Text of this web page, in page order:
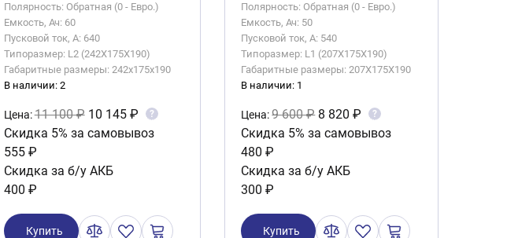
Полярность: Обратная (0 - Евро.)
Емкость, Ач: 60
Пусковой ток, А: 640
Типоразмер: L2 (242X175X190)
Габаритные размеры: 242x175x190
В наличии: 2
Цена:11 100 ₽ 10 145 ₽ ?
Скидка 5% за самовывоз
555 ₽
Скидка за б/у АКБ
400 ₽
Купить
Полярность: Обратная (0 - Евро.)
Емкость, Ач: 50
Пусковой ток, А: 540
Типоразмер: L1 (207X175X190)
Габаритные размеры: 207X175X190
В наличии: 1
Цена:9 600 ₽ 8 820 ₽ ?
Скидка 5% за самовывоз
480 ₽
Скидка за б/у АКБ
300 ₽
Купить